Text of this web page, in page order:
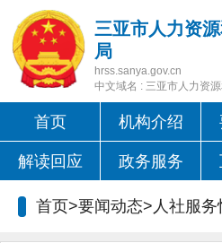
三亚市人力资
局
hrss.sanya.gov.cn
中文域名 : 三亚市人力资
首页 机构介绍
解读回应 政务服务
首页>要闻动态>人社服务